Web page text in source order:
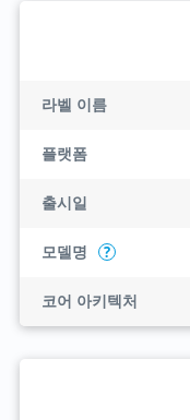
라벨 이름
플랫폼
출시일
모델명 ?
코어 아키텍처